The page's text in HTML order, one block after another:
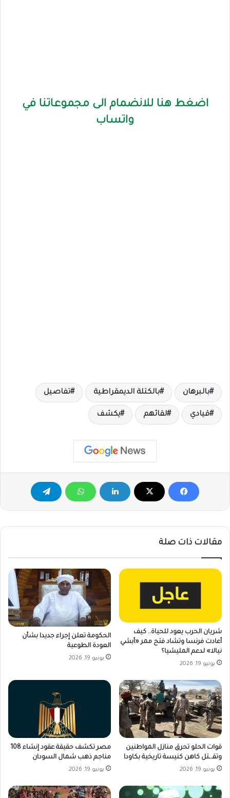
اضغط هنا للانضمام الى مجموعاتنا في
واتساب
بالبرهان بالكتلة الديمقراطية تفاصيل
قيادي لقائهم يكشف
مقالات ذات صلة
شريان الحرب يعود للحياة.. كيف
أعادت فرنسا وتشاد فتح ممر «أبشي
نيالا» لدعم المليشيا؟
يونيو 19, 2026
الحكومة تعلن إجراء جديدا بشأن
العودة الطوعية
يونيو 19, 2026
قوات الحلو تحرق منازل المواطنين
وتقـ.ـتل كاهن كنيسة تاريخية بكاودا
يونيو 19, 2026
مصر تكشف حقيقة عقود إنشاء 108
مناجم ذهب شمال السودان
يونيو 19, 2026